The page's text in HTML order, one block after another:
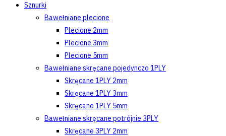
Sznurki
Bawełniane plecione
Plecione 2mm
Plecione 3mm
Plecione 5mm
Bawełniane skręcane pojedynczo 1PLY
Skręcane 1PLY 2mm
Skręcane 1PLY 3mm
Skręcane 1PLY 5mm
Bawełniane skręcane potrójnie 3PLY
Skręcane 3PLY 2mm